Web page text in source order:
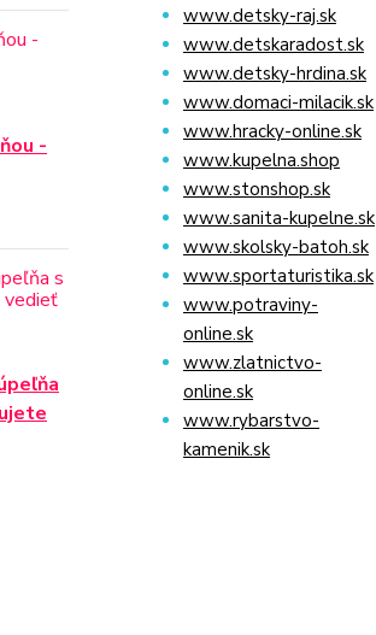
-
www.detsky-raj.sk
www.detskaradost.sk
www.detsky-hrdina.sk
www.domaci-milacik.sk
www.hracky-online.sk
www.kupelna.shop
www.stonshop.sk
www.sanita-kupelne.sk
www.skolsky-batoh.sk
www.sportaturistika.sk
www.potraviny-
online.sk
www.zlatnictvo-
online.sk
www.rybarstvo-
kamenik.sk